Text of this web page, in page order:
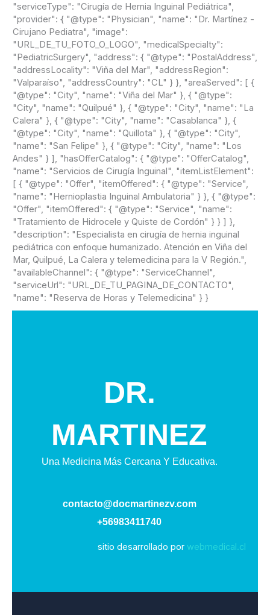
"serviceType": "Cirugía de Hernia Inguinal Pediátrica",
"provider": { "@type": "Physician", "name": "Dr. Martínez -
Cirujano Pediatra", "image":
"URL_DE_TU_FOTO_O_LOGO", "medicalSpecialty":
"PediatricSurgery", "address": { "@type": "PostalAddress",
"addressLocality": "Viña del Mar", "addressRegion":
"Valparaíso", "addressCountry": "CL" } }, "areaServed": [ {
"@type": "City", "name": "Viña del Mar" }, { "@type":
"City", "name": "Quilpué" }, { "@type": "City", "name": "La
Calera" }, { "@type": "City", "name": "Casablanca" }, {
"@type": "City", "name": "Quillota" }, { "@type": "City",
"name": "San Felipe" }, { "@type": "City", "name": "Los
Andes" } ], "hasOfferCatalog": { "@type": "OfferCatalog",
"name": "Servicios de Cirugía Inguinal", "itemListElement":
[ { "@type": "Offer", "itemOffered": { "@type": "Service",
"name": "Hernioplastia Inguinal Ambulatoria" } }, { "@type":
"Offer", "itemOffered": { "@type": "Service", "name":
"Tratamiento de Hidrocele y Quiste de Cordón" } } ] },
"description": "Especialista en cirugía de hernia inguinal
pediátrica con enfoque humanizado. Atención en Viña del
Mar, Quilpué, La Calera y telemedicina para la V Región.",
"availableChannel": { "@type": "ServiceChannel",
"serviceUrl": "URL_DE_TU_PAGINA_DE_CONTACTO",
"name": "Reserva de Horas y Telemedicina" } }
DR.
MARTINEZ
Una Medicina Más Cercana Y Educativa.
contacto@docmartinezv.com
+56983411740
sitio desarrollado por webmedical.cl